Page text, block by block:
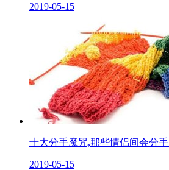
2019-05-15
十大分手魔咒,那些情侣间会分
2019-05-15